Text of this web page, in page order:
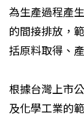
為生產過程產
的間接排放，
括原料取得、
根據台灣上市
及化學工業的